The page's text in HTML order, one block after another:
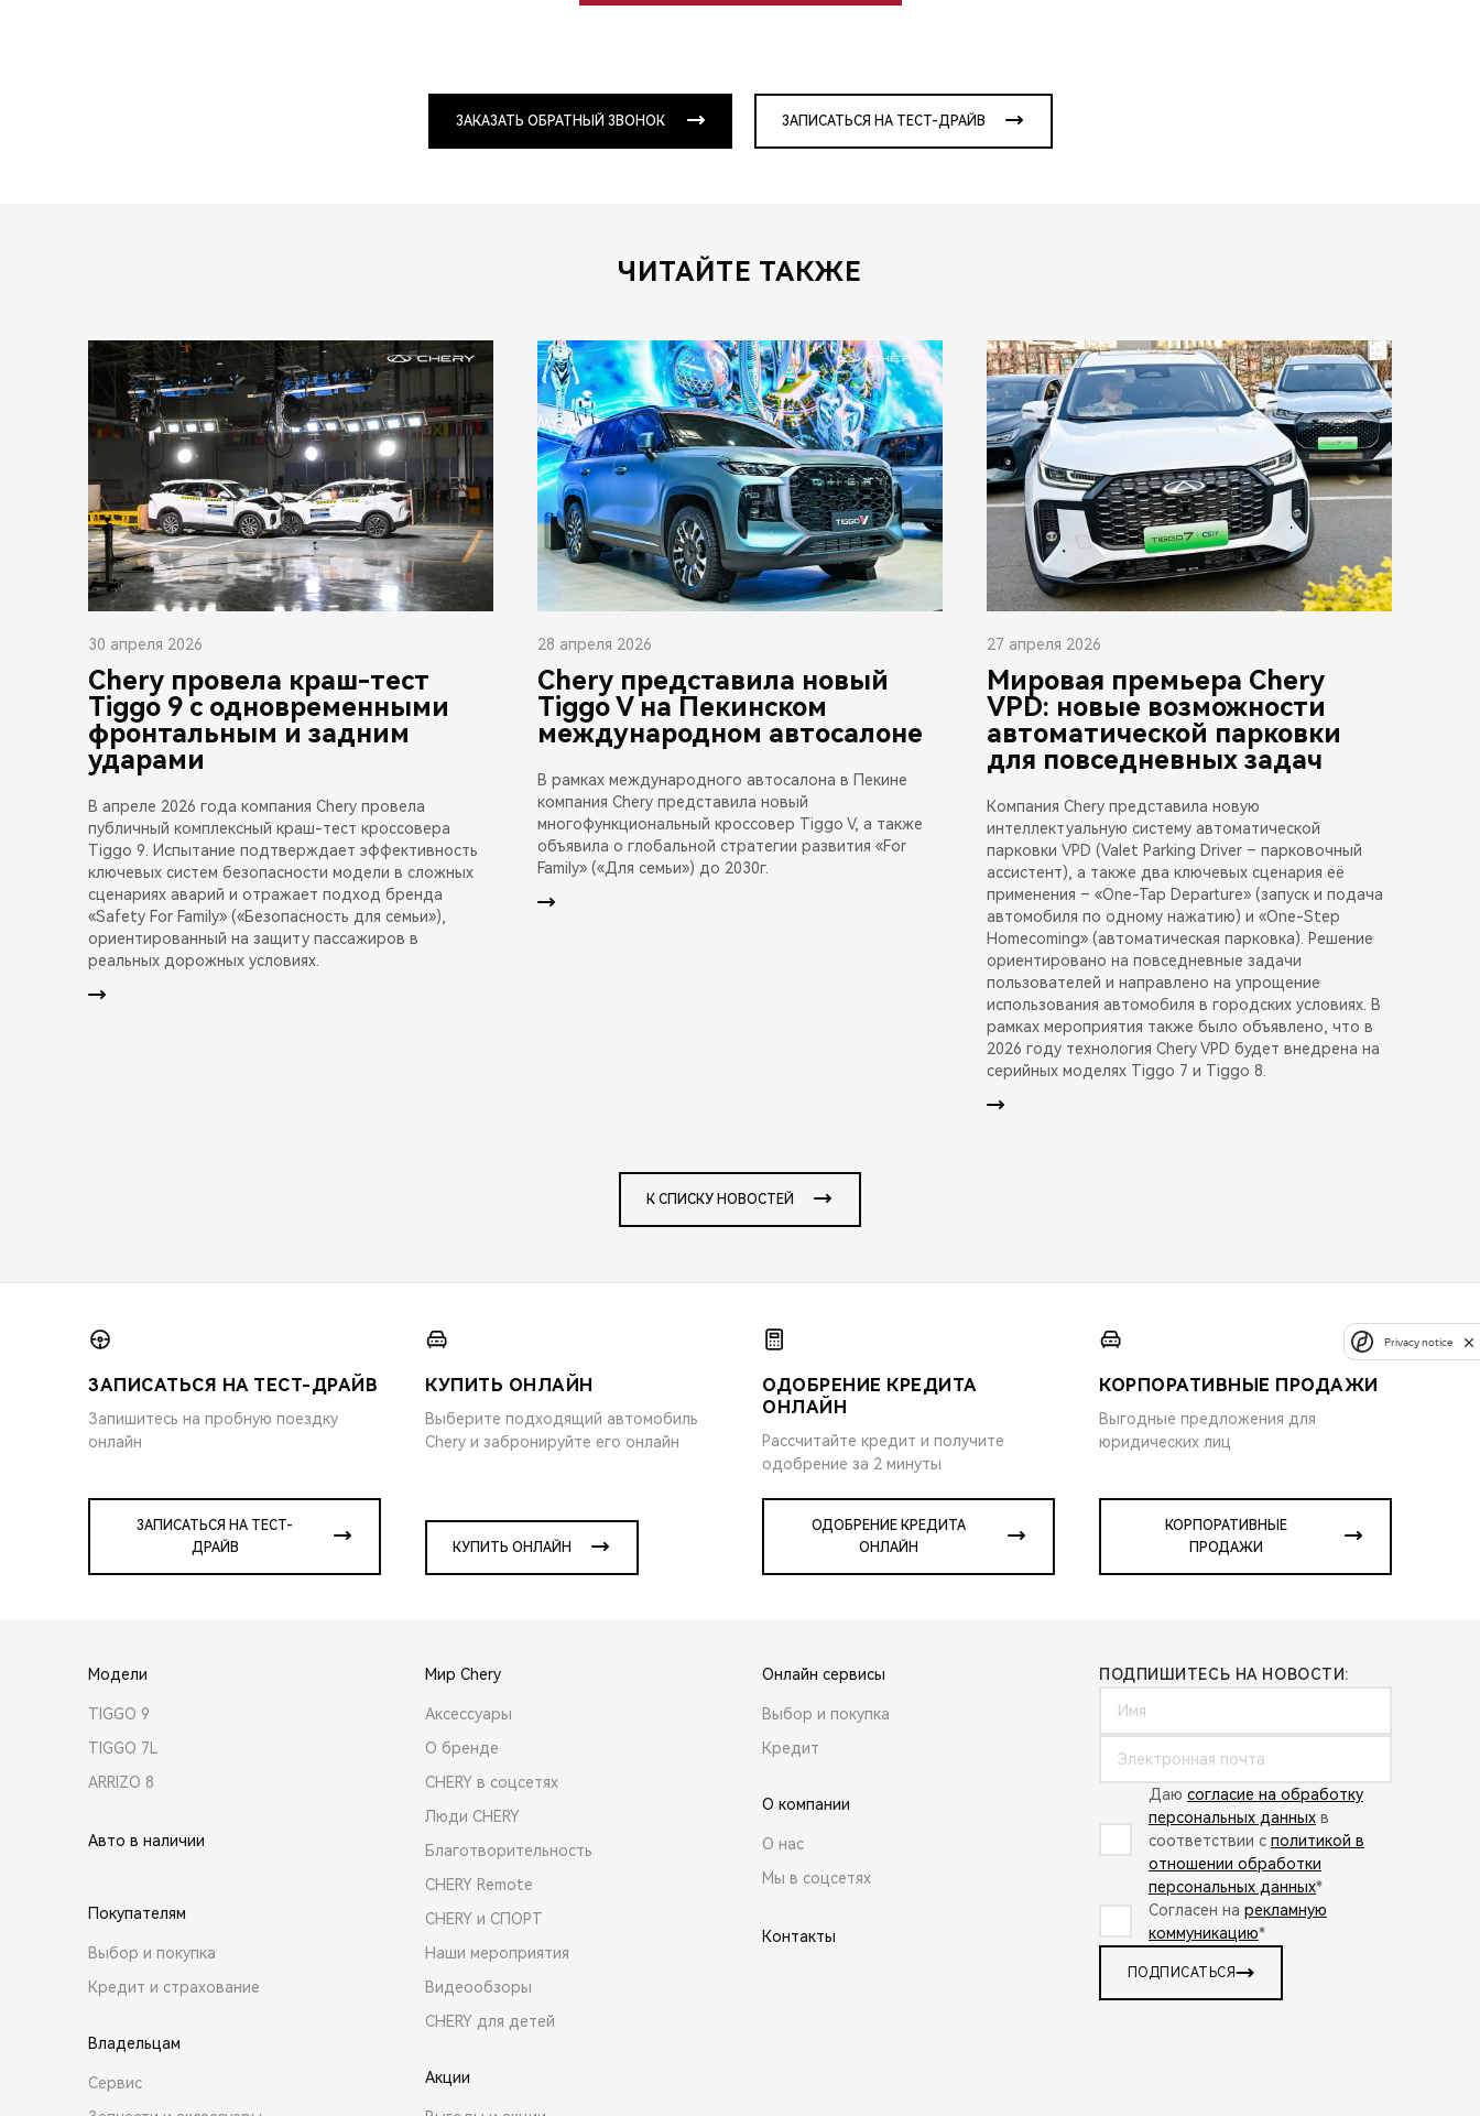
ЗАКАЗАТЬ ОБРАТНЫЙ ЗВОНОК ЗАПИСАТЬСЯ НА ТЕСТ-ДРАЙВ
ЧИТАЙТЕ ТАКЖЕ
30 апреля 2026
Chery провела краш-тест
Tiggo 9 с одновременными
фронтальным и задним
ударами
В апреле 2026 года компания Chery провела
публичный комплексный краш-тест кроссовера
Tiggo 9. Испытание подтверждает эффективность
ключевых систем безопасности модели в сложных
сценариях аварий и отражает подход бренда
«Safety For Family» («Безопасность для семьи»),
ориентированный на защиту пассажиров в
реальных дорожных условиях.
28 апреля 2026
Chery представила новый
Tiggo V на Пекинском
международном автосалоне
В рамках международного автосалона в Пекине
компания Chery представила новый
многофункциональный кроссовер Tiggo V, а также
объявила о глобальной стратегии развития «For
Family» («Для семьи») до 2030г.
27 апреля 2026
Мировая премьера Chery
VPD: новые возможности
автоматической парковки
для повседневных задач
Компания Chery представила новую
интеллектуальную систему автоматической
парковки VPD (Valet Parking Driver – парковочный
ассистент), а также два ключевых сценария её
применения – «One-Tap Departure» (запуск и подача
автомобиля по одному нажатию) и «One-Step
Homecoming» (автоматическая парковка). Решение
ориентировано на повседневные задачи
пользователей и направлено на упрощение
использования автомобиля в городских условиях. В
рамках мероприятия также было объявлено, что в
2026 году технология Chery VPD будет внедрена на
серийных моделях Tiggo 7 и Tiggo 8.
К СПИСКУ НОВОСТЕЙ
ЗАПИСАТЬСЯ НА ТЕСТ-ДРАЙВ
Запишитесь на пробную поездку
онлайн
ЗАПИСАТЬСЯ НА ТЕСТ-
ДРАЙВ
КУПИТЬ ОНЛАЙН
Выберите подходящий автомобиль
Chery и забронируйте его онлайн
КУПИТЬ ОНЛАЙН
ОДОБРЕНИЕ КРЕДИТА
ОНЛАЙН
Рассчитайте кредит и получите
одобрение за 2 минуты
ОДОБРЕНИЕ КРЕДИТА
ОНЛАЙН
КОРПОРАТИВНЫЕ ПРОДАЖИ
Выгодные предложения для
юридических лиц
КОРПОРАТИВНЫЕ
ПРОДАЖИ
Модели
TIGGO 9
TIGGO 7L
ARRIZO 8
Авто в наличии
Покупателям
Выбор и покупка
Кредит и страхование
Владельцам
Сервис
Мир Chery
Аксессуары
О бренде
CHERY в соцсетях
Люди CHERY
Благотворительность
CHERY Remote
CHERY и СПОРТ
Наши мероприятия
Видеообзоры
CHERY для детей
Акции
Онлайн сервисы
Выбор и покупка
Кредит
О компании
О нас
Мы в соцсетях
Контакты
ПОДПИШИТЕСЬ НА НОВОСТИ:
Даю согласие на обработку
персональных данных в
соответствии с политикой в
отношении обработки
персональных данных*
Согласен на рекламную
коммуникацию*
ПОДПИСАТЬСЯ
Privacy notice